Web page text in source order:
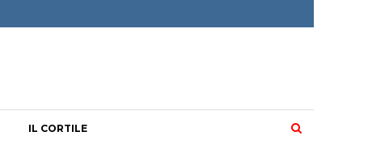
IL CORTILE